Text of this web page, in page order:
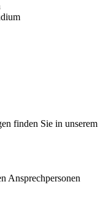
finden Sie in unserem
Ansprechpersonen